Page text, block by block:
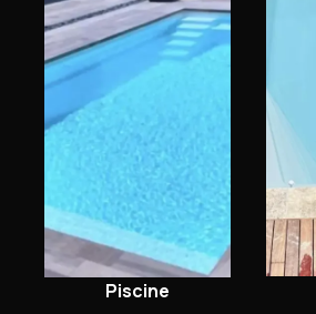
Piscine